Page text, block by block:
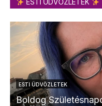
ESTI ÜDVÖZLETEK
ESTI ÜDVÖZLETEK
Boldog